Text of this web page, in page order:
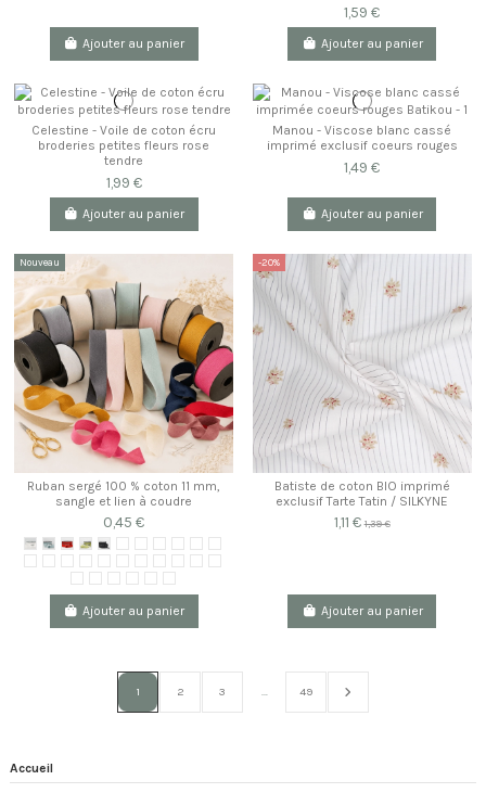
Ajouter au panier
1,59 €
Ajouter au panier
Celestine - Voile de coton écru
broderies petites fleurs rose
tendre
1,99 €
Ajouter au panier
Manou - Viscose blanc cassé
imprimé exclusif coeurs rouges
1,49 €
Ajouter au panier
Nouveau
Ruban sergé 100 % coton 11 mm,
sangle et lien à coudre
0,45 €
Ajouter au panier
-20%
Batiste de coton BIO imprimé
exclusif Tarte Tatin / SILKYNE
1,11 €1,39 €
Ajouter au panier
1 2 3 … 49
Accueil